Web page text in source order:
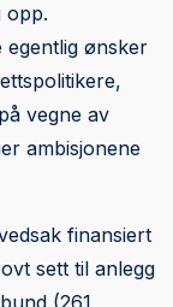
opp.
ønsker
vegne av
ambisjonene
finansiert
sett til anlegg
(261